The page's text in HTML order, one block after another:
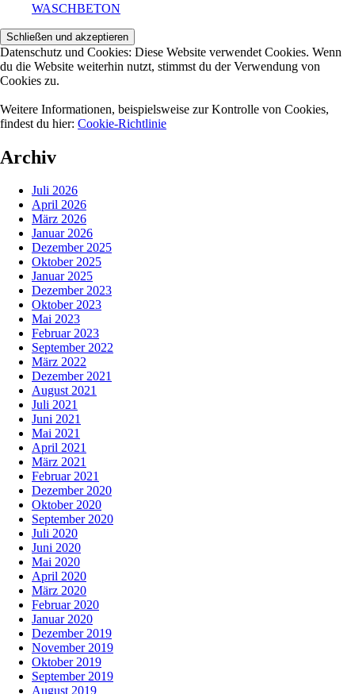
WASCHBETON
Datenschutz und Cookies: Diese Website verwendet Cookies. Wenn
du die Website weiterhin nutzt, stimmst du der Verwendung von
Cookies zu.
Weitere Informationen, beispielsweise zur Kontrolle von Cookies,
findest du hier: Cookie-Richtlinie
Archiv
Juli 2026
April 2026
März 2026
Januar 2026
Dezember 2025
Oktober 2025
Januar 2025
Dezember 2023
Oktober 2023
Mai 2023
Februar 2023
September 2022
März 2022
Dezember 2021
August 2021
Juli 2021
Juni 2021
Mai 2021
April 2021
März 2021
Februar 2021
Dezember 2020
Oktober 2020
September 2020
Juli 2020
Juni 2020
Mai 2020
April 2020
März 2020
Februar 2020
Januar 2020
Dezember 2019
November 2019
Oktober 2019
September 2019
August 2019